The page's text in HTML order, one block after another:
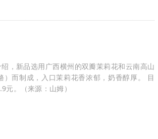
，新品选用广西横州的双瓣茉莉花和云南高山
而制成，入口茉莉花香浓郁，奶香醇厚。 目
。（来源：山姆）